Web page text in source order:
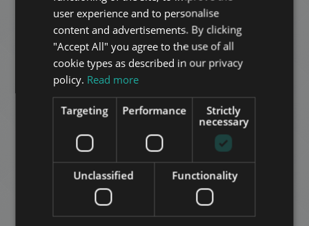
1065. BUDAPEST, BAJCSY-ZSILINSZKY ÚT
דמי שכירות:805.000 HUF
2
הוסף לרשימה
GERMAN
FRENCH
ITALIAN
SPANISH
RUSSIAN
ARABIC
user experience and to personalise
content and advertisements. By clicking
"Accept All" you agree to the use of all
cookie types as described in our privacy
policy. Read more
Strictly
necessary
Performance
Targeting
Functionality
Unclassified